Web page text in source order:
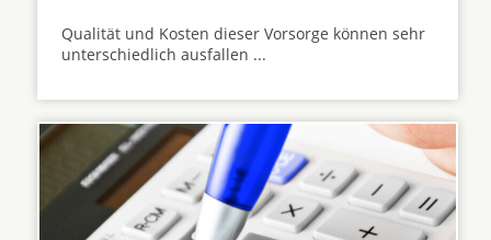
Qualität und Kosten dieser Vorsorge können sehr
unterschiedlich ausfallen ...